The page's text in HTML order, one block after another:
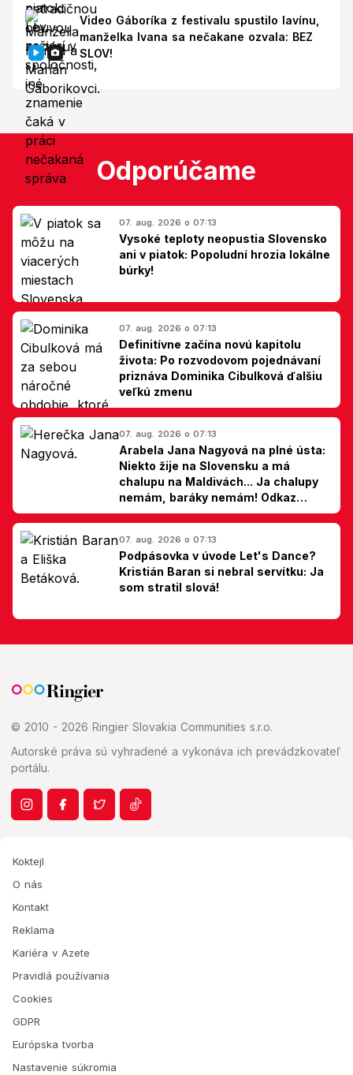
Video Gáboríka z festivalu spustilo lavínu,
manželka Ivana sa nečakane ozvala: BEZ
SLOV!
Odporúčame
07. aug. 2026 o 07:13
Vysoké teploty neopustia Slovensko
ani v piatok: Popoludní hrozia lokálne
búrky!
07. aug. 2026 o 07:13
Definitívne začína novú kapitolu
života: Po rozvodovom pojednávaní
priznáva Dominika Cibulková ďalšiu
veľkú zmenu
07. aug. 2026 o 07:13
Arabela Jana Nagyová na plné ústa:
Niekto žije na Slovensku a má
chalupu na Maldivách... Ja chalupy
nemám, baráky nemám! Odkaz
Slovákom
07. aug. 2026 o 07:13
Podpásovka v úvode Let's Dance?
Kristián Baran si nebral servítku: Ja
som stratil slová!
© 2010 - 2026 Ringier Slovakia Communities s.r.o.
Autorské práva sú vyhradené a vykonáva ich prevádzkovateľ
portálu.
Koktejl
O nás
Kontakt
Reklama
Kariéra v Azete
Pravidlá používania
Cookies
GDPR
Európska tvorba
Nastavenie súkromia